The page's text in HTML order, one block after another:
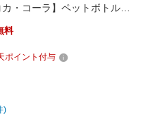
・コーラ】ペットボトル 1
2回(48本) 3回(72本) セッ
茶葉 飲料 ドリンク 500ml
料
ポイント付与
)